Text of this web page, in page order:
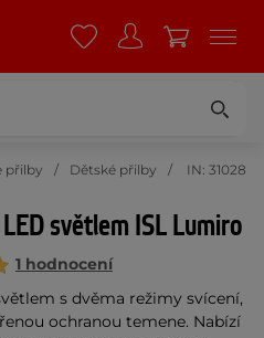
přilby Dětské přilby IN: 31028
světlem ISL Lumiro
1 hodnocení
s dvěma režimy svícení,
ochranou temene. Nabízí